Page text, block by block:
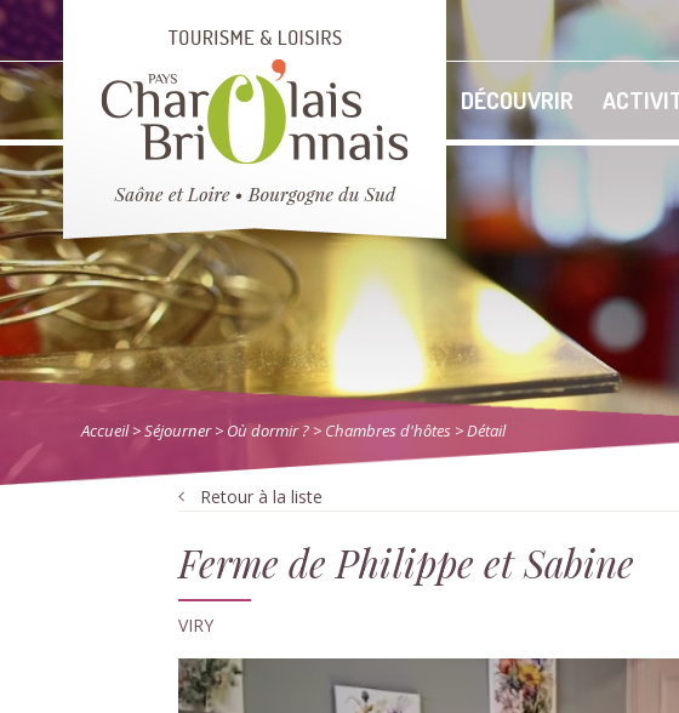
DÉCOUVRIR
Accueil> Séjourner> Où dormir ? > Chambres d'hôtes > Détail
Retour à la liste
Ferme de Philippe et Sabine
VIRY